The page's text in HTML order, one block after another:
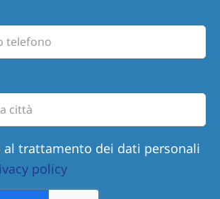
al trattamento dei dati personali
policy